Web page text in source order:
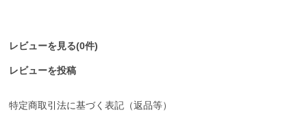
レビューを見る(0件)
レビューを投稿
特定商取引法に基づく表記（返品等）